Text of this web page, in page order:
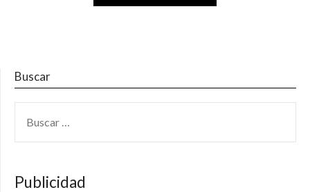
Buscar
Publicidad